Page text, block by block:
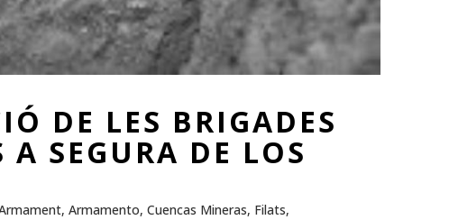
DE LES BRIGADES
SEGURA DE LOS
, Armamento, Cuencas Mineras, Filats,